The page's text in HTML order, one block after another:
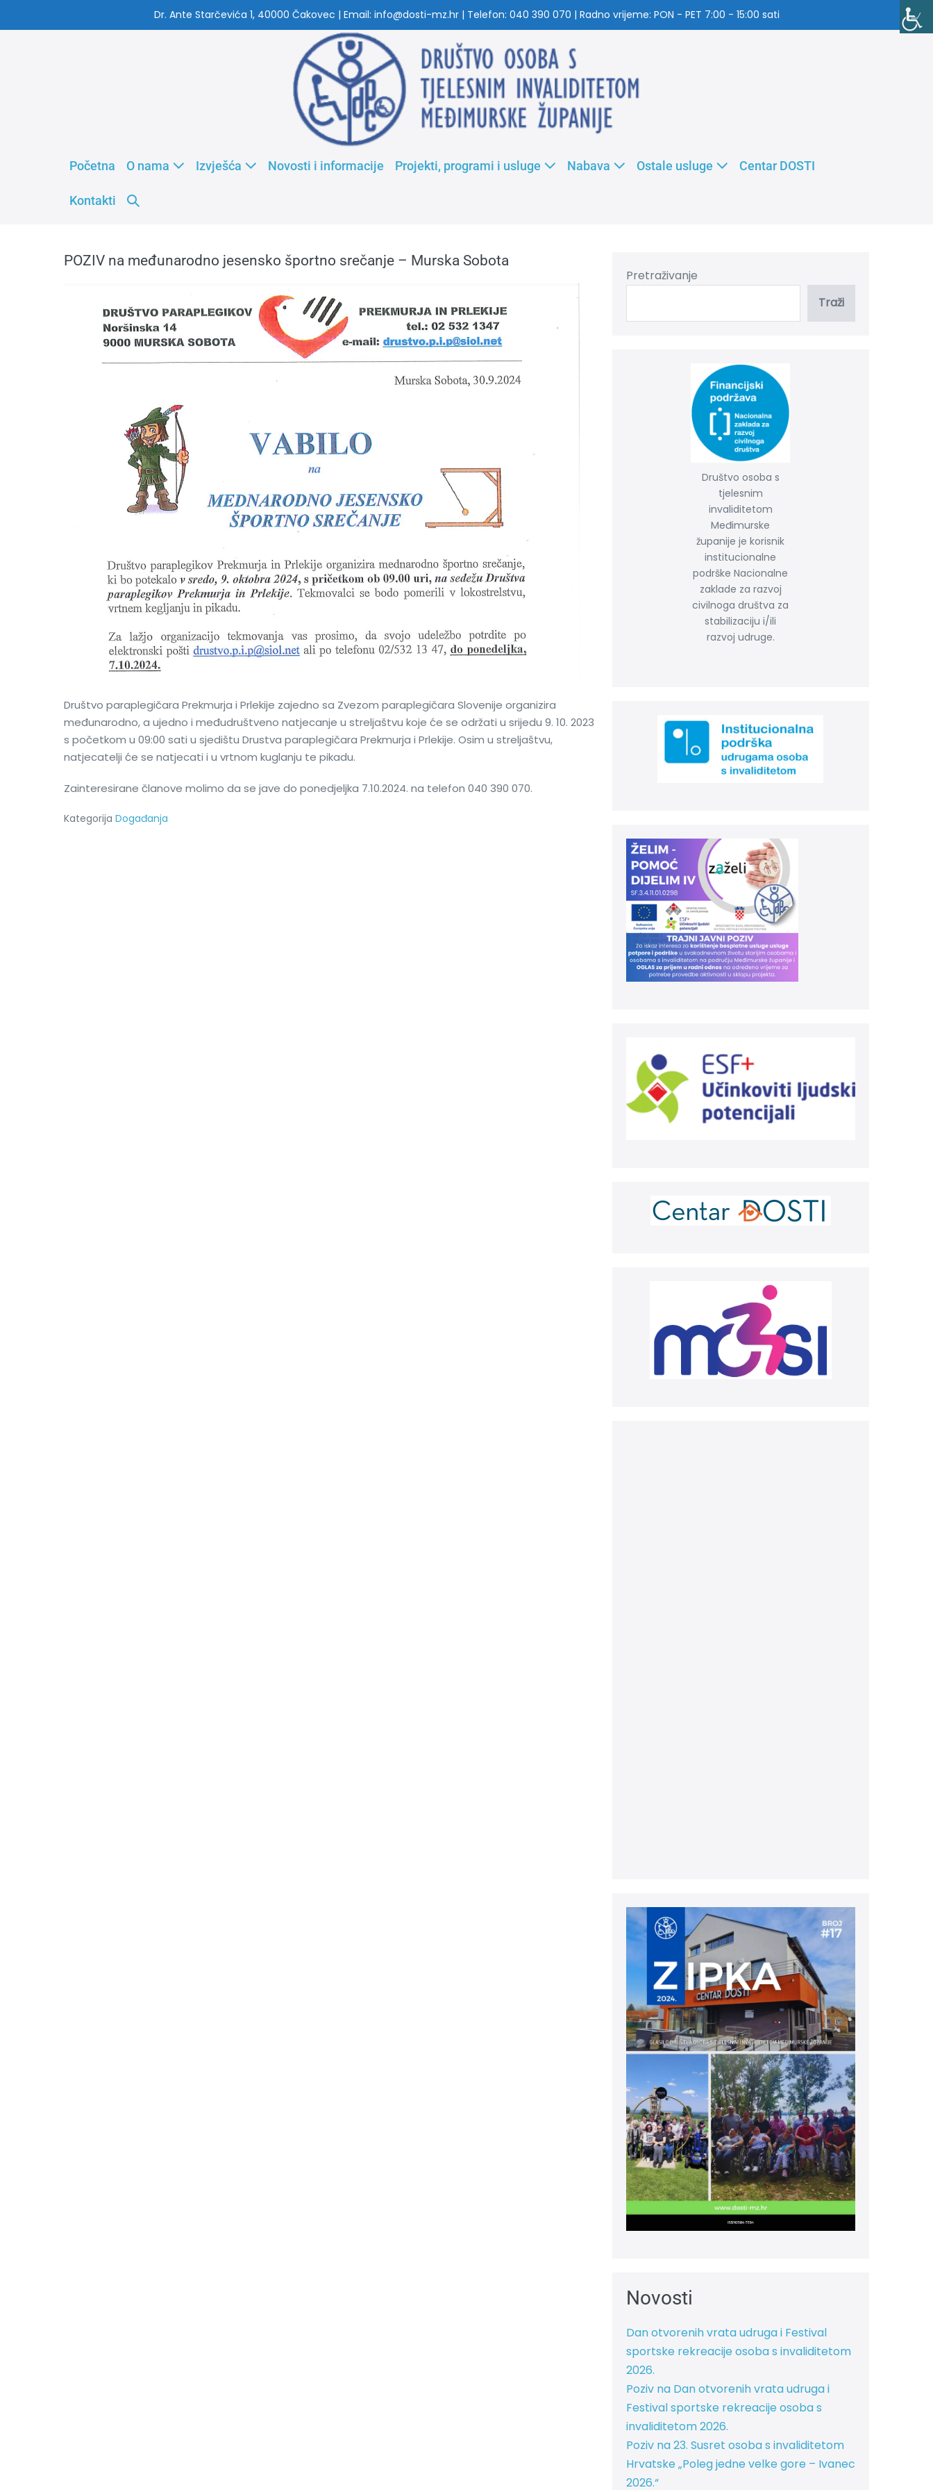
Dr. Ante Starčevića 1, 40000 Čakovec | Email: info@dosti-mz.hr | Telefon: 040 390 070 | Radno vrijeme: PON - PET 7:00 - 15:00 sati
Početna O nama Izvješća Novosti i informacije Projekti, programi i usluge Nabava Ostale usluge Centar DOSTI
Kontakti
POZIV na međunarodno jesensko športno srečanje – Murska Sobota
Društvo paraplegičara Prekmurja i Prlekije zajedno sa Zvezom paraplegičara Slovenije organizira
međunarodno, a ujedno i međudruštveno natjecanje u streljaštvu koje će se održati u srijedu 9. 10. 2023
s početkom u 09:00 sati u sjedištu Drustva paraplegičara Prekmurja i Prlekije. Osim u streljaštvu,
natjecatelji će se natjecati i u vrtnom kuglanju te pikadu.
Zainteresirane članove molimo da se jave do ponedjeljka 7.10.2024. na telefon 040 390 070.
Kategorija Događanja
Pretraživanje
Traži
Društvo osoba s
tjelesnim
invaliditetom
Međimurske
županije je korisnik
institucionalne
podrške Nacionalne
zaklade za razvoj
civilnoga društva za
stabilizaciju i/ili
razvoj udruge.
Novosti
Dan otvorenih vrata udruga i Festival
sportske rekreacije osoba s invaliditetom
2026.
Poziv na Dan otvorenih vrata udruga i
Festival sportske rekreacije osoba s
invaliditetom 2026.
Poziv na 23. Susret osoba s invaliditetom
Hrvatske „Poleg jedne velke gore – Ivanec
2026.“